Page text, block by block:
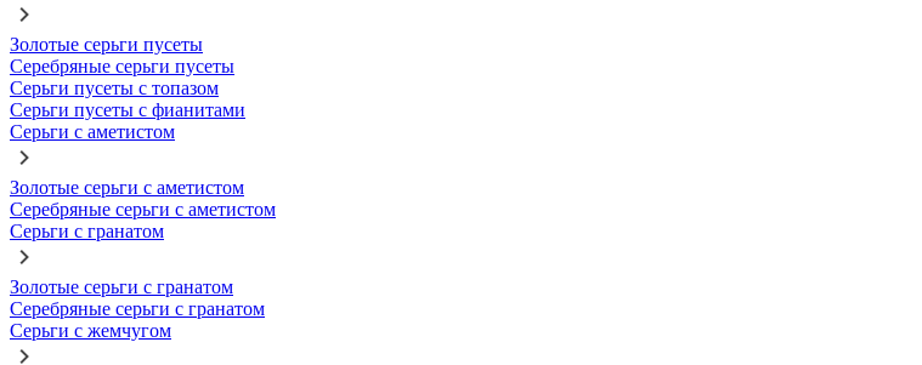
Золотые серьги пусеты
Серебряные серьги пусеты
Серьги пусеты с топазом
Серьги пусеты с фианитами
Серьги с аметистом
Золотые серьги с аметистом
Серебряные серьги с аметистом
Серьги с гранатом
Золотые серьги с гранатом
Серебряные серьги с гранатом
Серьги с жемчугом